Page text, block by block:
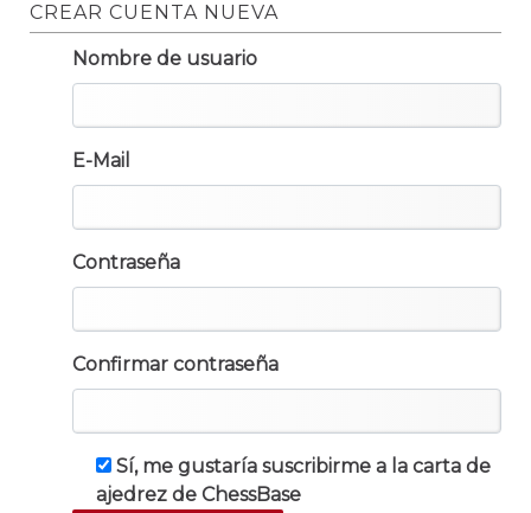
CREAR CUENTA NUEVA
Nombre de usuario
E-Mail
Contraseña
Confirmar contraseña
Sí, me gustaría suscribirme a la carta de
ajedrez de ChessBase